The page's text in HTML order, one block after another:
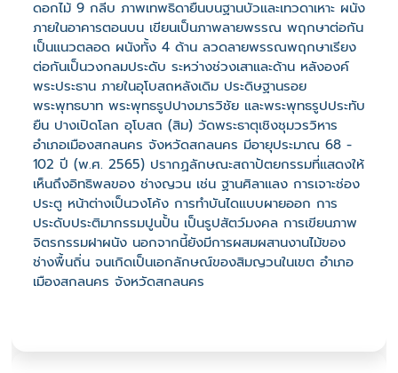
ดอกไม้ 9 กลีบ ภาพเทพธิดายืนบนฐานบัวและเทวดาเหาะ ผนัง
ภายในอาคารตอนบน เขียนเป็นภาพลายพรรณ พฤกษาต่อกัน
เป็นแนวตลอด ผนังทั้ง 4 ด้าน ลวดลายพรรณพฤกษาเรียง
ต่อกันเป็นวงกลมประดับ ระหว่างช่วงเสาและด้าน หลังองค์
พระประธาน ภายในอุโบสถหลังเดิม ประดิษฐานรอย
พระพุทธบาท พระพุทธรูปปางมารวิชัย และพระพุทธรูปประทับ
ยืน ปางเปิดโลก อุโบสถ (สิม) วัดพระธาตุเชิงชุมวรวิหาร
อำเภอเมืองสกลนคร จังหวัดสกลนคร มีอายุประมาณ 68 -
102 ปี (พ.ศ. 2565) ปรากฏลักษณะสถาปัตยกรรมที่แสดงให้
เห็นถึงอิทธิพลของ ช่างญวน เช่น ฐานศิลาแลง การเจาะช่อง
ประตู หน้าต่างเป็นวงโค้ง การทำบันไดแบบผายออก การ
ประดับประติมากรรมปูนปั้น เป็นรูปสัตว์มงคล การเขียนภาพ
จิตรกรรมฝาผนัง นอกจากนี้ยังมีการผสมผสานงานไม้ของ
ช่างพื้นถิ่น จนเกิดเป็นเอกลักษณ์ของสิมญวนในเขต อำเภอ
เมืองสกลนคร จังหวัดสกลนคร